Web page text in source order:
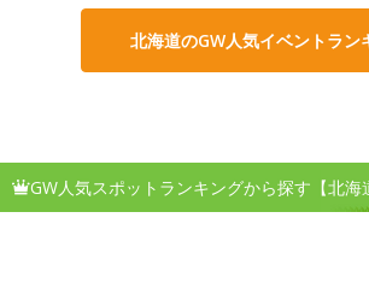
北海道のGW人気イベントラン
GW人気スポットランキングから探す【北海